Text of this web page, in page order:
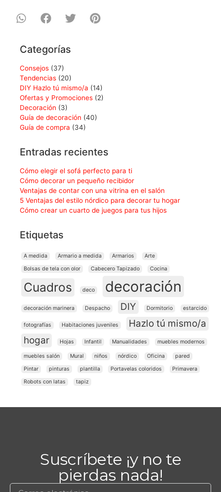
Categorías
Consejos (37)
Tendencias (20)
DIY Hazlo tú mismo/a (14)
Ofertas y Promociones (2)
Decoración (3)
Guía de decoración (40)
Guía de compra (34)
Entradas recientes
Cómo elegir el sofá perfecto para ti
Cómo decorar un pequeño recibidor
Ventajas de contar con una vitrina en el salón
5 Ventajas del estilo nórdico para decorar tu hogar
Cómo crear un cuarto de juegos para tus hijos
Etiquetas
A medida Armario a medida Armarios
Arte
Bolsas de tela con olor
Cabecero Tapizado Cocina
Cuadros deco decoración
decoración marinera Despacho DIY Dormitorio estarcido
fotografías Habitaciones juveniles
Hazlo tú mismo/a
hogar
Hojas Infantil Manualidades muebles modernos
muebles salón Mural niños nórdico Oficina
pared
Pintar
pinturas plantilla Portavelas coloridos
Primavera
Robots con latas
tapiz
Suscríbete ¡y no te
pierdas nada!